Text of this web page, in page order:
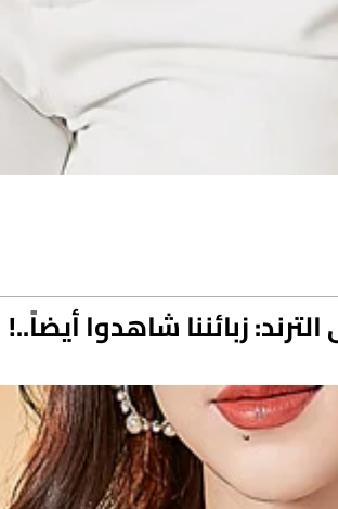
زبائننا شاهدوا أيضاً..!